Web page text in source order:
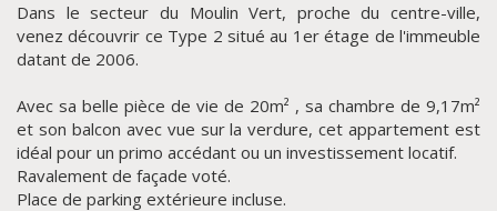
CLIQUER ICI POUR AGRANDIR
Dans le secteur du Moulin Vert, proche du centre-ville,
venez découvrir ce Type 2 situé au 1er étage de l'immeuble
datant de 2006.
Avec sa belle pièce de vie de 20m² , sa chambre de 9,17m²
et son balcon avec vue sur la verdure, cet appartement est
idéal pour un primo accédant ou un investissement locatif.
Ravalement de façade voté.
Place de parking extérieure incluse.